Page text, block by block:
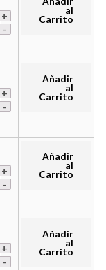
al
Carrito
Añadir
al
Carrito
Añadir
al
Carrito
Añadir
al
Carrito